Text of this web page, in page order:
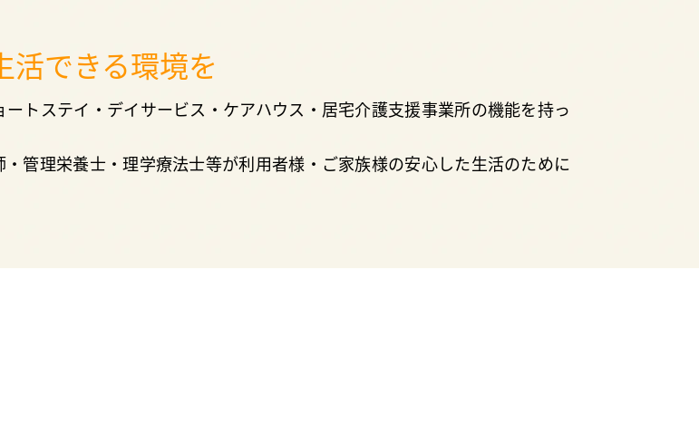
活できる環境を
トステイ・デイサービス・ケアハウス・居宅介護支援事業所の機能を持っ
管理栄養士・理学療法士等が利用者様・ご家族様の安心した生活のために